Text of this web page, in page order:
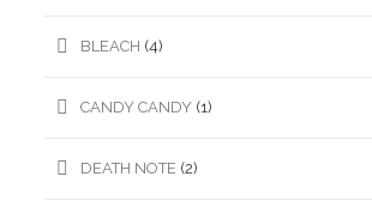
BLEACH (4)
CANDY CANDY (1)
DEATH NOTE (2)